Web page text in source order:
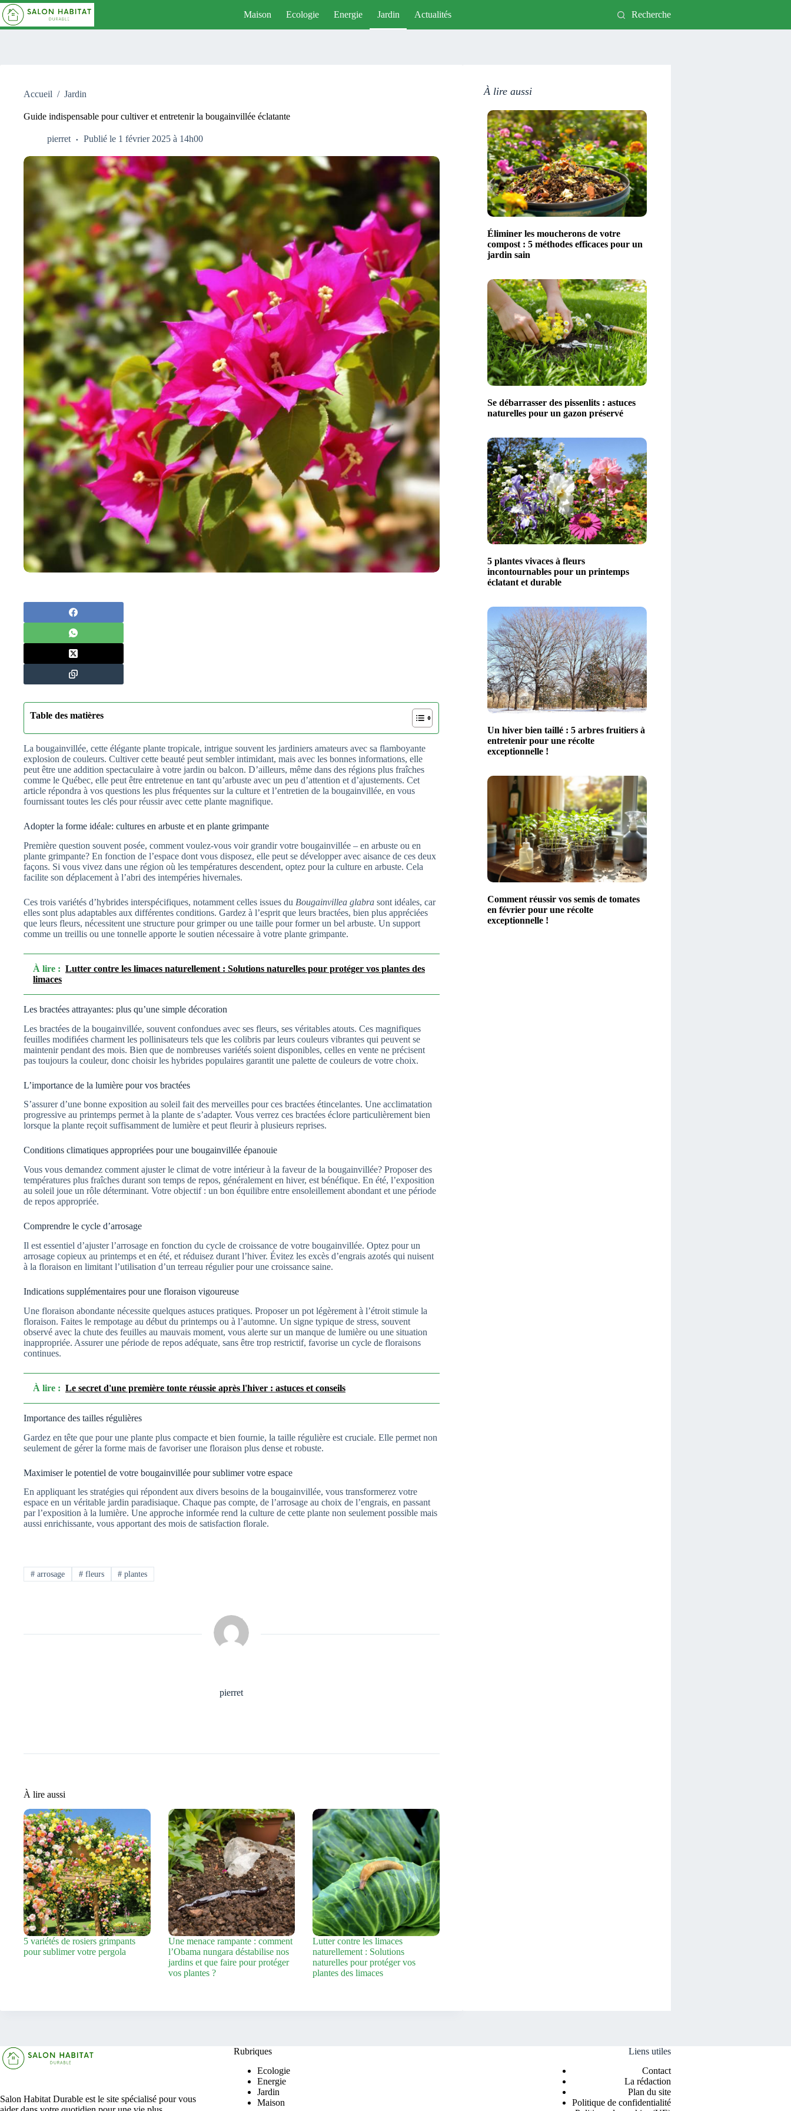
Passer
au
contenu
Maison Ecologie Energie Jardin Actualités Recherche
Accueil / Jardin
Guide indispensable pour cultiver et entretenir la bougainvillée éclatante
pierret Publié le 1 février 2025 à 14h00
Table des matières
La bougainvillée, cette élégante plante tropicale, intrigue souvent les jardiniers amateurs avec sa flamboyante
explosion de couleurs. Cultiver cette beauté peut sembler intimidant, mais avec les bonnes informations, elle
peut être une addition spectaculaire à votre jardin ou balcon. D’ailleurs, même dans des régions plus fraîches
comme le Québec, elle peut être entretenue en tant qu’arbuste avec un peu d’attention et d’ajustements. Cet
article répondra à vos questions les plus fréquentes sur la culture et l’entretien de la bougainvillée, en vous
fournissant toutes les clés pour réussir avec cette plante magnifique.
Adopter la forme idéale: cultures en arbuste et en plante grimpante
Première question souvent posée, comment voulez-vous voir grandir votre bougainvillée – en arbuste ou en
plante grimpante? En fonction de l’espace dont vous disposez, elle peut se développer avec aisance de ces deux
façons. Si vous vivez dans une région où les températures descendent, optez pour la culture en arbuste. Cela
facilite son déplacement à l’abri des intempéries hivernales.
Ces trois variétés d’hybrides interspécifiques, notamment celles issues du Bougainvillea glabra sont idéales, car
elles sont plus adaptables aux différentes conditions. Gardez à l’esprit que leurs bractées, bien plus appréciées
que leurs fleurs, nécessitent une structure pour grimper ou une taille pour former un bel arbuste. Un support
comme un treillis ou une tonnelle apporte le soutien nécessaire à votre plante grimpante.
À lire : Lutter contre les limaces naturellement : Solutions naturelles pour protéger vos plantes des
limaces
Les bractées attrayantes: plus qu’une simple décoration
Les bractées de la bougainvillée, souvent confondues avec ses fleurs, ses véritables atouts. Ces magnifiques
feuilles modifiées charment les pollinisateurs tels que les colibris par leurs couleurs vibrantes qui peuvent se
maintenir pendant des mois. Bien que de nombreuses variétés soient disponibles, celles en vente ne précisent
pas toujours la couleur, donc choisir les hybrides populaires garantit une palette de couleurs de votre choix.
L’importance de la lumière pour vos bractées
S’assurer d’une bonne exposition au soleil fait des merveilles pour ces bractées étincelantes. Une acclimatation
progressive au printemps permet à la plante de s’adapter. Vous verrez ces bractées éclore particulièrement bien
lorsque la plante reçoit suffisamment de lumière et peut fleurir à plusieurs reprises.
Conditions climatiques appropriées pour une bougainvillée épanouie
Vous vous demandez comment ajuster le climat de votre intérieur à la faveur de la bougainvillée? Proposer des
températures plus fraîches durant son temps de repos, généralement en hiver, est bénéfique. En été, l’exposition
au soleil joue un rôle déterminant. Votre objectif : un bon équilibre entre ensoleillement abondant et une période
de repos appropriée.
Comprendre le cycle d’arrosage
Il est essentiel d’ajuster l’arrosage en fonction du cycle de croissance de votre bougainvillée. Optez pour un
arrosage copieux au printemps et en été, et réduisez durant l’hiver. Évitez les excès d’engrais azotés qui nuisent
à la floraison en limitant l’utilisation d’un terreau régulier pour une croissance saine.
Indications supplémentaires pour une floraison vigoureuse
Une floraison abondante nécessite quelques astuces pratiques. Proposer un pot légèrement à l’étroit stimule la
floraison. Faites le rempotage au début du printemps ou à l’automne. Un signe typique de stress, souvent
observé avec la chute des feuilles au mauvais moment, vous alerte sur un manque de lumière ou une situation
inappropriée. Assurer une période de repos adéquate, sans être trop restrictif, favorise un cycle de floraisons
continues.
À lire : Le secret d'une première tonte réussie après l'hiver : astuces et conseils
Importance des tailles régulières
Gardez en tête que pour une plante plus compacte et bien fournie, la taille régulière est cruciale. Elle permet non
seulement de gérer la forme mais de favoriser une floraison plus dense et robuste.
Maximiser le potentiel de votre bougainvillée pour sublimer votre espace
En appliquant les stratégies qui répondent aux divers besoins de la bougainvillée, vous transformerez votre
espace en un véritable jardin paradisiaque. Chaque pas compte, de l’arrosage au choix de l’engrais, en passant
par l’exposition à la lumière. Une approche informée rend la culture de cette plante non seulement possible mais
aussi enrichissante, vous apportant des mois de satisfaction florale.
#arrosage #fleurs # plantes
pierret
À lire aussi
5 variétés de rosiers grimpants
pour sublimer votre pergola
Une menace rampante : comment
l’Obama nungara déstabilise nos
jardins et que faire pour protéger
vos plantes ?
Lutter contre les limaces
naturellement : Solutions
naturelles pour protéger vos
plantes des limaces
À lire aussi
Éliminer les moucherons de votre
compost : 5 méthodes efficaces pour un
jardin sain
Se débarrasser des pissenlits : astuces
naturelles pour un gazon préservé
5 plantes vivaces à fleurs
incontournables pour un printemps
éclatant et durable
Un hiver bien taillé : 5 arbres fruitiers à
entretenir pour une récolte
exceptionnelle !
Comment réussir vos semis de tomates
en février pour une récolte
exceptionnelle !
Salon Habitat Durable est le site spécialisé pour vous
Rubriques
Ecologie
Energie
Jardin
Maison
Liens utiles
Contact
La rédaction
Plan du site
Politique de confidentialité